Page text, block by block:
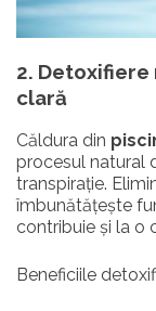
2.
clară
Căldura din
procesul natural
transpirație.
îmbunătățește
contribuie și la o
Beneficiile